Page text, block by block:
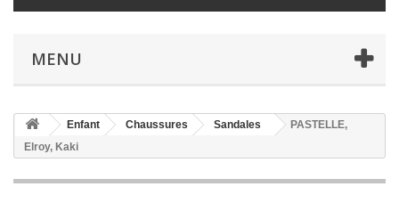
MENU
Enfant Chaussures Sandales
PASTELLE,
Elroy, Kaki